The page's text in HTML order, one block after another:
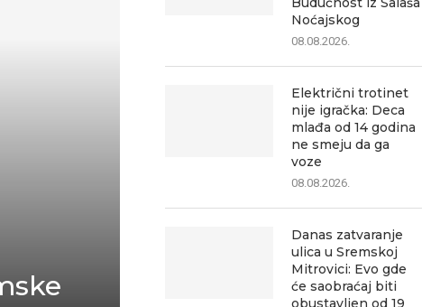
Noćajskog
08.08.2026.
Električni trotinet
nije igračka: Deca
mlađa od 14 godina
ne smeju da ga
voze
08.08.2026.
Danas zatvaranje
ulica u Sremskoj
Mitrovici: Evo gde
će saobraćaj biti
obustavljen od 19